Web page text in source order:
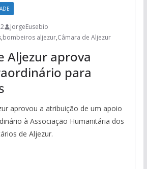
JorgeEusebio
,bombeiros aljezur,Câmara de Aljezur
Aljezur aprova
para
aprovou a atribuição de um apoio
à Associação Humanitária dos
de Aljezur.